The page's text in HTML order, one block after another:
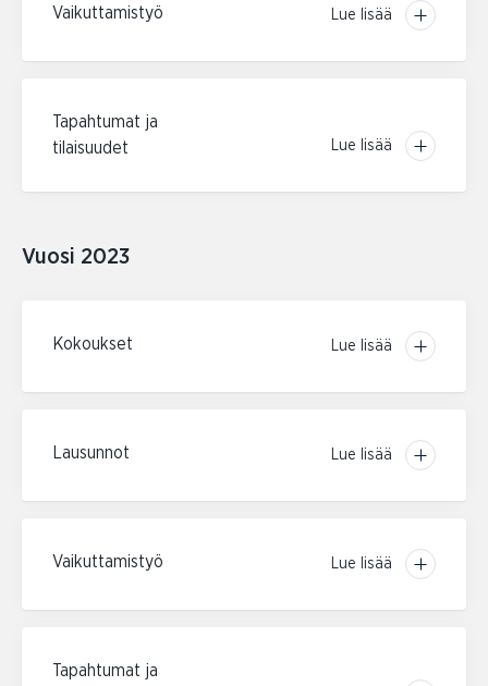
Vaikuttamistyö Lue lisää
Tapahtumat ja
tilaisuudet
Lue lisää
Vuosi 2023
Kokoukset Lue lisää
Lausunnot Lue lisää
Vaikuttamistyö Lue lisää
Tapahtumat ja